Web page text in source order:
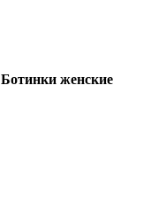
Ботинки женские